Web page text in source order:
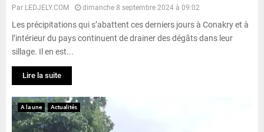
Par LEDJELY.COM dimanche 8 septembre 2024 à 09:02
Les précipitations qui s’abattent ces derniers jours à Conakry et à
l’intérieur du pays continuent de drainer des dégâts dans leur
sillage. Il en est...
Lire la suite
A la une Actualités